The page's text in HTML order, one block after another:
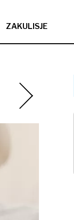
ZAKULISJE